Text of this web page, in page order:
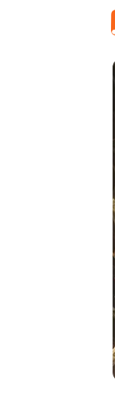
ข้ามไปยังเนื้อหาหลัก